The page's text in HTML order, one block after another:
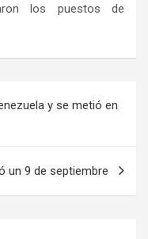
los puestos de
y se metió en
un 9 de septiembre